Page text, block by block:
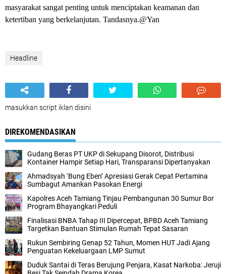
masyarakat sangat penting untuk menciptakan keamanan dan
ketertiban yang berkelanjutan. Tandasnya.@Yan
Headline
masukkan script iklan disini
DIREKOMENDASIKAN
Gudang Beras PT UKP di Sekupang Disorot, Distribusi
Kontainer Hampir Setiap Hari, Transparansi Dipertanyakan
Ahmadsyah ‘Bung Eben’ Apresiasi Gerak Cepat Pertamina
Sumbagut Amankan Pasokan Energi
Kapolres Aceh Tamiang Tinjau Pembangunan 30 Sumur Bor
Program Bhayangkari Peduli
Finalisasi BNBA Tahap III Dipercepat, BPBD Aceh Tamiang
Targetkan Bantuan Stimulan Rumah Tepat Sasaran
Rukun Sembiring Genap 52 Tahun, Momen HUT Jadi Ajang
Penguatan Kekeluargaan LMP Sumut
Duduk Santai di Teras Berujung Penjara, Kasat Narkoba: Jeruji